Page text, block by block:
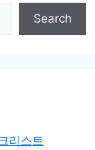
Search
리스트